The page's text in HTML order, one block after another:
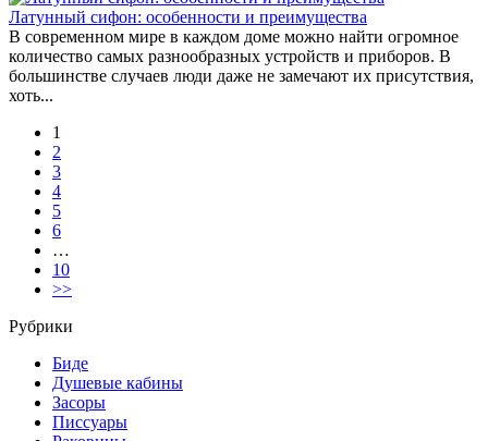
Латунный сифон: особенности и преимущества
В современном мире в каждом доме можно найти огромное
количество самых разнообразных устройств и приборов. В
большинстве случаев люди даже не замечают их присутствия,
хоть...
1
2
3
4
5
6
…
10
>>
Рубрики
Биде
Душевые кабины
Засоры
Писсуары